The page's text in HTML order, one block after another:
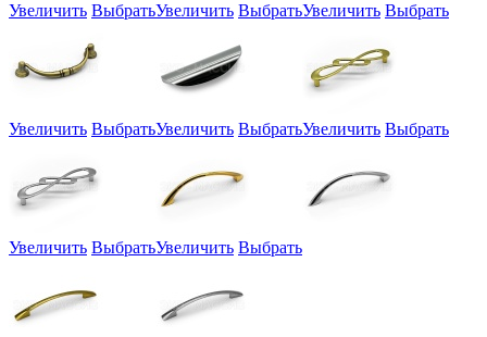
Увеличить ВыбратьУвеличить ВыбратьУвеличить Выбрать
Увеличить ВыбратьУвеличить ВыбратьУвеличить Выбрать
Увеличить ВыбратьУвеличить Выбрать